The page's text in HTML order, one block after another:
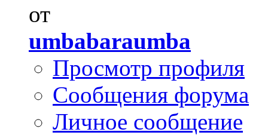
от
umbabaraumba
Просмотр профиля
Сообщения форума
Личное сообщение